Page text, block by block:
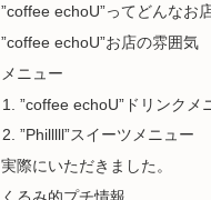
”coffee echoU”ってどんなお
”coffee echoU”お店の雰囲気
メニュー
”coffee echoU”ドリンクメ
”Philllll”スイーツメニュー
実際にいただきました。